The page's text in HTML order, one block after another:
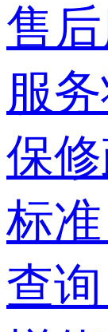
售
服
保
标准
查询